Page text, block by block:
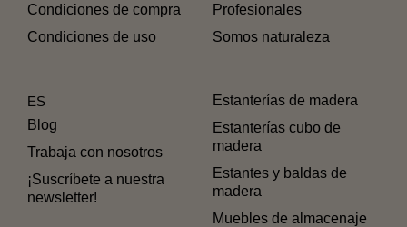
Condiciones de compra
Condiciones de uso
Profesionales
Somos naturaleza
ES
Blog
Trabaja con nosotros
¡Suscríbete a nuestra
newsletter!
Estanterías de madera
Estanterías cubo de
madera
Estantes y baldas de
madera
Muebles de almacenaje